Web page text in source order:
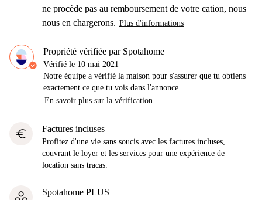
ne procède pas au remboursement de votre cation, nous
nous en chargerons. Plus d'informations
Propriété vérifiée par Spotahome
Vérifié le 10 mai 2021
Notre équipe a vérifié la maison pour s'assurer que tu obtiens
exactement ce que tu vois dans l'annonce.
En savoir plus sur la vérification
euro Factures incluses
Profitez d'une vie sans soucis avec les factures incluses,
couvrant le loyer et les services pour une expérience de
location sans tracas.
Spotahome PLUS